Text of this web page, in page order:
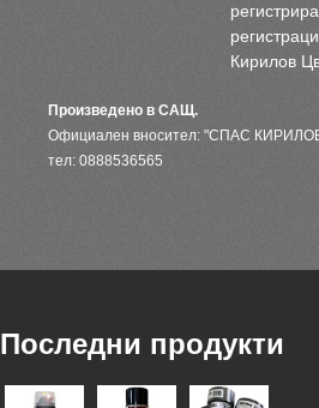
Кирилов
Произведено в САЩ.
Официален вносител: "СПАС
тел: 0888536565
Последни продукти